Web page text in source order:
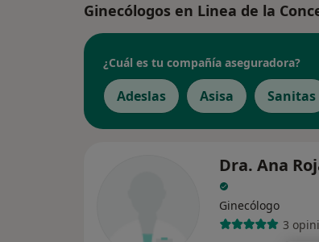
Ginecólogos en Linea de la
¿Cuál es tu compañía aseguradora?
Adeslas Asisa Sanitas
Dra. Ana
Ginecólogo
3